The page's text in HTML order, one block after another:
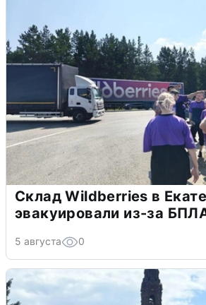
Склад Wildberries в
эвакуировали из-за
5 августа 0